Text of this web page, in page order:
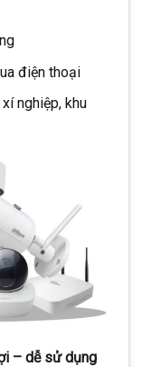
điện thoại
nghiệp, khu
– dễ sử dụng